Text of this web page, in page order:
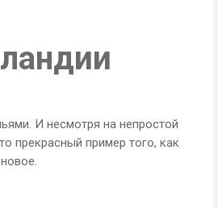
И несмотря на непростой
прекрасный пример того, как